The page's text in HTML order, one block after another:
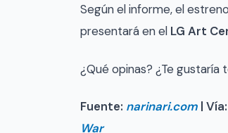
Según el informe, el
presentará en el LG Art
¿Qué opinas? ¿Te
Fuente: narinari.com | Vía:
War